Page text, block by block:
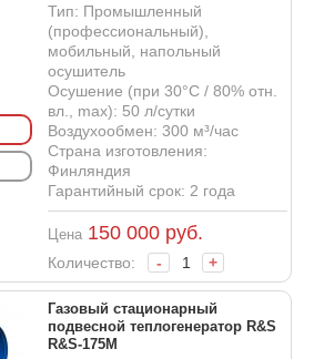
Тип: Промышленный
(профессиональный),
мобильный, напольный
осушитель
Осушение (при 30°С / 80% отн.
вл., max): 50 л/сутки
Воздухообмен: 300 м³/час
Страна изготовления:
Финляндия
Гарантийный срок: 2 года
Цена 150 000 руб.
Количество: - +
Газовый стационарный
подвесной теплогенератор R&S
R&S-175M